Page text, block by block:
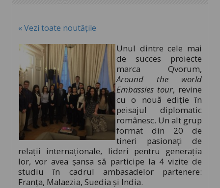
« Vezi toate noutățile
Unul dintre cele mai
de succes proiecte
marca Qvorum,
Around the world
Embassies tour, revine
cu o nouă ediție în
peisajul diplomatic
românesc. Un alt grup
format din 20 de
tineri pasionați de
relații internaționale, lideri pentru generația
lor, vor avea șansa să participe la 4 vizite de
studiu în cadrul ambasadelor partenere:
Franța, Malaezia, Suedia și India.